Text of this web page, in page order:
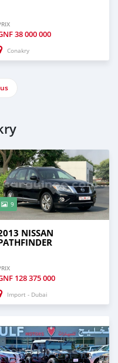
38 000 000
Conakry
9
NISSAN
128 375 000
Import - Dubai